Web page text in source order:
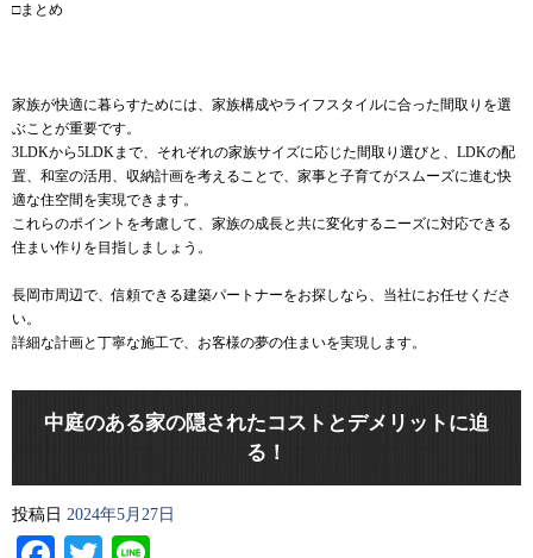
□まとめ
家族が快適に暮らすためには、家族構成やライフスタイルに合った間取りを選
ぶことが重要です。
3LDKから5LDKまで、それぞれの家族サイズに応じた間取り選びと、LDKの配
置、和室の活用、収納計画を考えることで、家事と子育てがスムーズに進む快
適な住空間を実現できます。
これらのポイントを考慮して、家族の成長と共に変化するニーズに対応できる
住まい作りを目指しましょう。
長岡市周辺で、信頼できる建築パートナーをお探しなら、当社にお任せくださ
い。
詳細な計画と丁寧な施工で、お客様の夢の住まいを実現します。
中庭のある家の隠されたコストとデメリットに迫
る！
投稿日 2024年5月27日